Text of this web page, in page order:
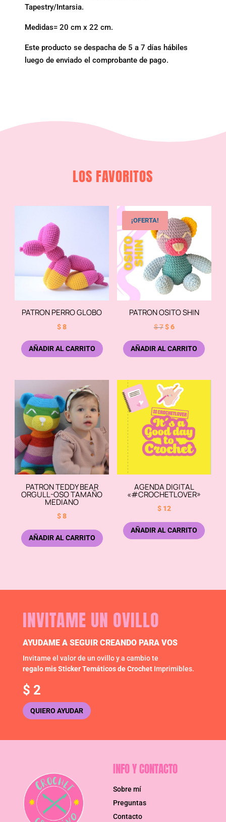
Tapestry/Intarsia.
Medidas= 20 cm x 22 cm.
Este producto se despacha de 5 a 7 días hábiles
luego de enviado el comprobante de pago.
LOS FAVORITOS
PATRON PERRO GLOBO
$8
AÑADIR AL CARRITO
¡OFERTA!
PATRON OSITO SHIN
$7El
precio
original
$ 7.
$6El
precio
actual
$ 6.
AÑADIR AL CARRITO
PATRON TEDDY BEAR
ORGULL-OSO TAMAÑO
MEDIANO
$8
AÑADIR AL CARRITO
AGENDA DIGITAL
«#CROCHETLOVER»
$12
AÑADIR AL CARRITO
INVITAME UN OVILLO
AYUDAME A SEGUIR CREANDO PARA VOS
Invitame el valor de un ovillo y a cambio te
regalo mis Sticker Temáticos de CrochetImprimibles.
$ 2
QUIERO AYUDAR
INFO Y CONTACTO
Sobre mí
Preguntas
Contacto